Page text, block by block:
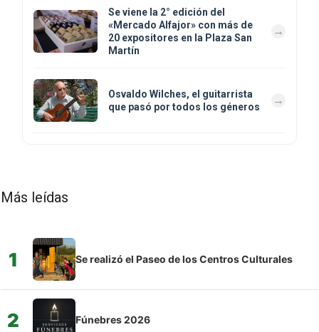
Se viene la 2° edición del
«Mercado Alfajor» con más de
20 expositores en la Plaza San
Martín
Osvaldo Wilches, el guitarrista
que pasó por todos los géneros
Más leídas
1 Se realizó el Paseo de los Centros Culturales
2 Fúnebres 2026